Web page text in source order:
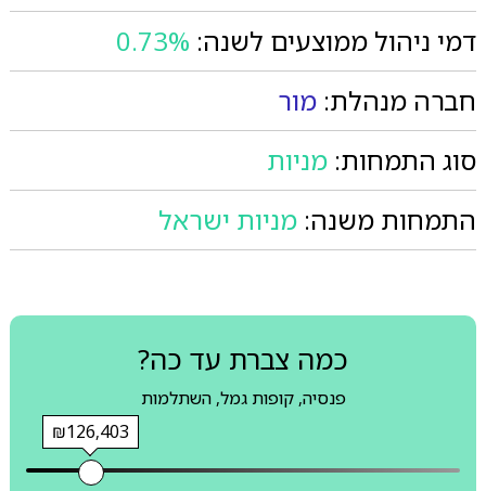
דמי ניהול ממוצעים לשנה: 0.73%
חברה מנהלת: מור
סוג התמחות: מניות
התמחות משנה: מניות ישראל
כמה צברת עד כה?
פנסיה, קופות גמל, השתלמות
₪126,403